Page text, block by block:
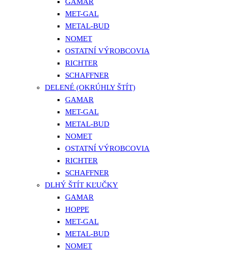
GAMAR
MET-GAL
METAL-BUD
NOMET
OSTATNÍ VÝROBCOVIA
RICHTER
SCHAFFNER
DELENÉ (OKRÚHLY ŠTÍT)
GAMAR
MET-GAL
METAL-BUD
NOMET
OSTATNÍ VÝROBCOVIA
RICHTER
SCHAFFNER
DLHÝ ŠTÍT KĽUČKY
GAMAR
HOPPE
MET-GAL
METAL-BUD
NOMET